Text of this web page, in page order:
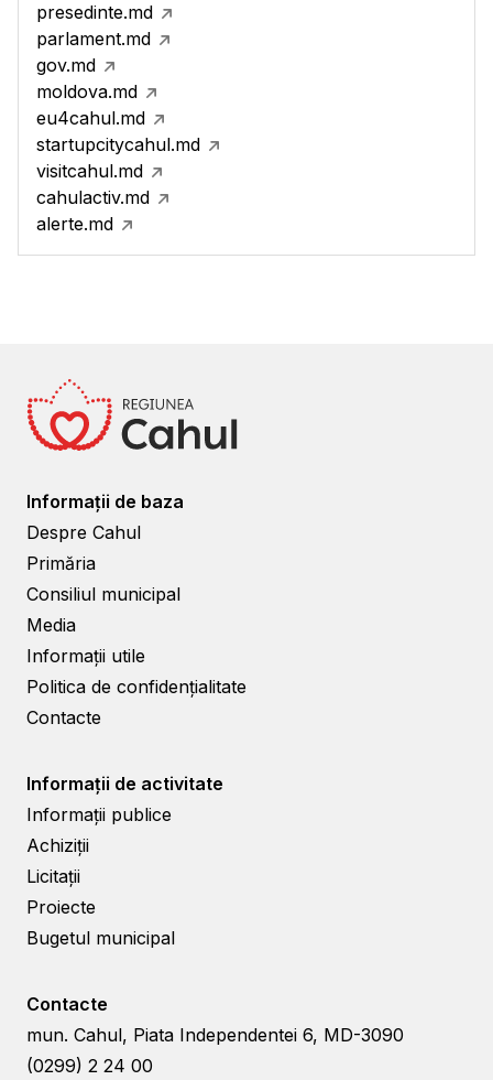
presedinte.md
parlament.md
gov.md
moldova.md
eu4cahul.md
startupcitycahul.md
visitcahul.md
cahulactiv.md
alerte.md
Informații de baza
Despre Cahul
Primăria
Consiliul municipal
Media
Informații utile
Politica de confidențialitate
Contacte
Informații de activitate
Informații publice
Achiziții
Licitații
Proiecte
Bugetul municipal
Contacte
mun. Cahul, Piata Independentei 6, MD-3090
(0299) 2 24 00